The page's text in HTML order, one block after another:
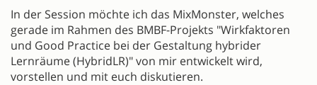
In der Session möchte ich das MixMonster, welches
gerade im Rahmen des BMBF-Projekts "Wirkfaktoren
und Good Practice bei der Gestaltung hybrider
Lernräume (HybridLR)" von mir entwickelt wird,
vorstellen und mit euch diskutieren.